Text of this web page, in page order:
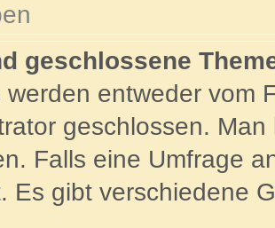
geschlossene
werden entweder vom
geschlossen.
Falls eine Umfrage
Es gibt verschiedene